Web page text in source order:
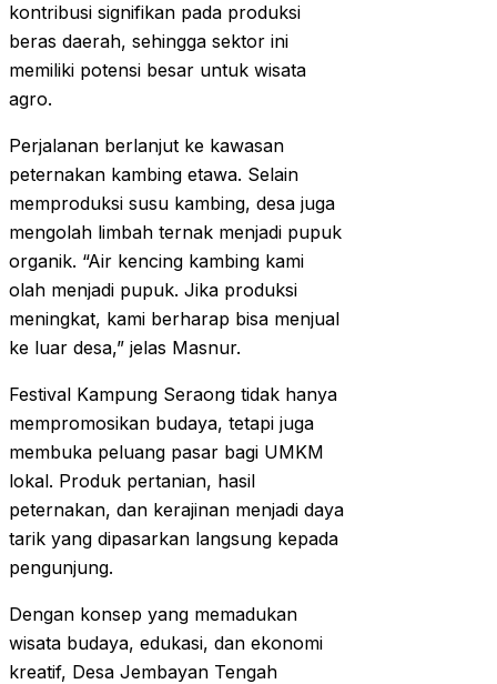
kontribusi signifikan pada produksi
beras daerah, sehingga sektor ini
memiliki potensi besar untuk wisata
agro.
Perjalanan berlanjut ke kawasan
peternakan kambing etawa. Selain
memproduksi susu kambing, desa juga
mengolah limbah ternak menjadi pupuk
organik. “Air kencing kambing kami
olah menjadi pupuk. Jika produksi
meningkat, kami berharap bisa menjual
ke luar desa,” jelas Masnur.
Festival Kampung Seraong tidak hanya
mempromosikan budaya, tetapi juga
membuka peluang pasar bagi UMKM
lokal. Produk pertanian, hasil
peternakan, dan kerajinan menjadi daya
tarik yang dipasarkan langsung kepada
pengunjung.
Dengan konsep yang memadukan
wisata budaya, edukasi, dan ekonomi
kreatif, Desa Jembayan Tengah